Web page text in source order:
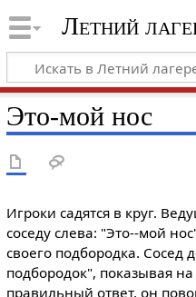
Летний
Это-мой нос
Игроки садятся в круг.
соседу слева: "Это--мой
своего подбородка. Сосед
подбородок", показывая
правильный ответ, он